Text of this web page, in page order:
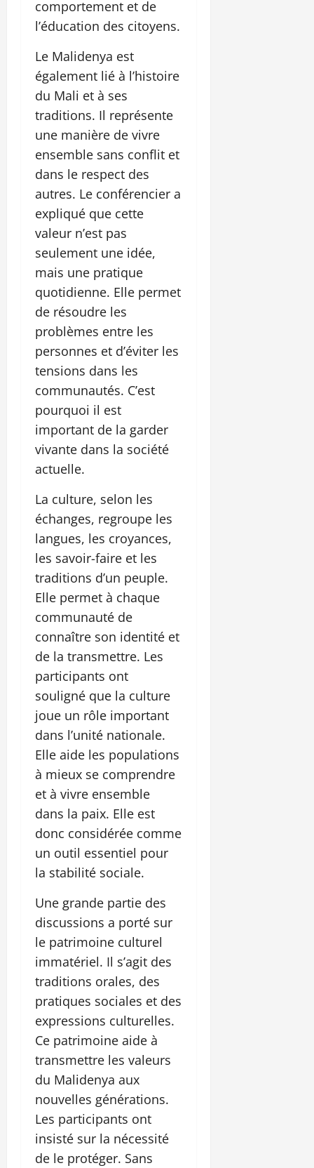
comportement et de
l’éducation des citoyens.
Le Malidenya est
également lié à l’histoire
du Mali et à ses
traditions. Il représente
une manière de vivre
ensemble sans conflit et
dans le respect des
autres. Le conférencier a
expliqué que cette
valeur n’est pas
seulement une idée,
mais une pratique
quotidienne. Elle permet
de résoudre les
problèmes entre les
personnes et d’éviter les
tensions dans les
communautés. C’est
pourquoi il est
important de la garder
vivante dans la société
actuelle.
La culture, selon les
échanges, regroupe les
langues, les croyances,
les savoir-faire et les
traditions d’un peuple.
Elle permet à chaque
communauté de
connaître son identité et
de la transmettre. Les
participants ont
souligné que la culture
joue un rôle important
dans l’unité nationale.
Elle aide les populations
à mieux se comprendre
et à vivre ensemble
dans la paix. Elle est
donc considérée comme
un outil essentiel pour
la stabilité sociale.
Une grande partie des
discussions a porté sur
le patrimoine culturel
immatériel. Il s’agit des
traditions orales, des
pratiques sociales et des
expressions culturelles.
Ce patrimoine aide à
transmettre les valeurs
du Malidenya aux
nouvelles générations.
Les participants ont
insisté sur la nécessité
de le protéger. Sans